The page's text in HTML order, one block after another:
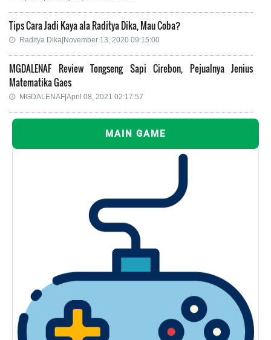
Tips Cara Jadi Kaya ala Raditya Dika, Mau Coba?
Raditya Dika|November 13, 2020 09:15:00
MGDALENAF Review Tongseng Sapi Cirebon, Pejualnya Jenius
Matematika Gaes
MGDALENAF|April 08, 2021 02:17:57
MAIN GAME